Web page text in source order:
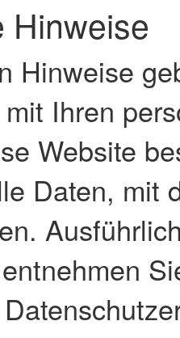
Hinweise
Hinweise
Ihren
Website
Daten, mit